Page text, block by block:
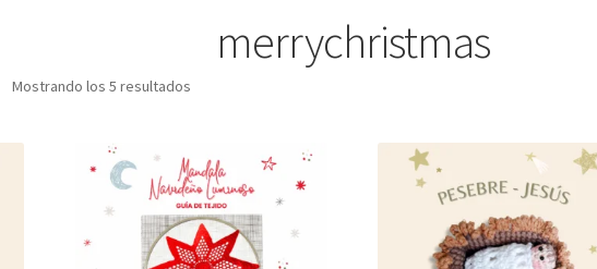
merrychristmas
Mostrando los 5 resultados